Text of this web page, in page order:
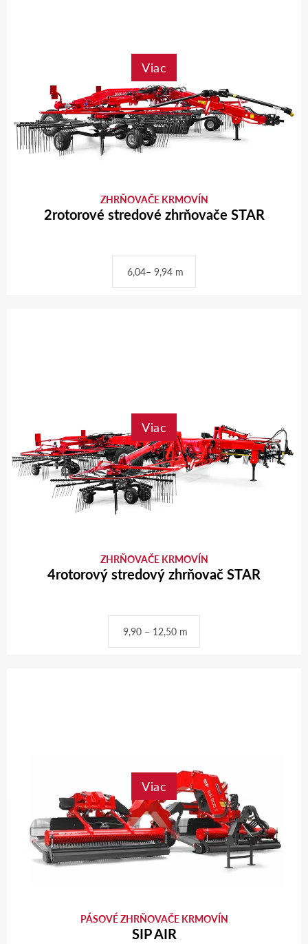
Viac
ZHRŇOVAČE KRMOVÍN
2rotorové stredové zhrňovače STAR
6,04– 9,94 m
Viac
ZHRŇOVAČE KRMOVÍN
4rotorový stredový zhrňovač STAR
9,90 – 12,50 m
Viac
PÁSOVÉ ZHRŇOVAČE KRMOVÍN
SIP AIR